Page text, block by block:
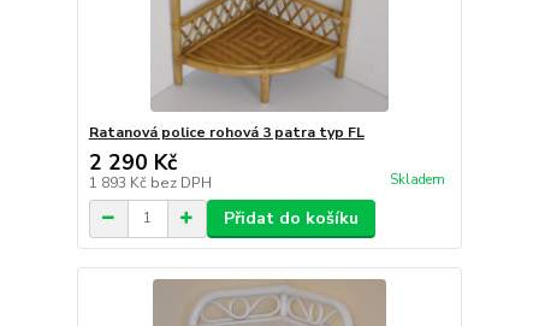
Ratanová police rohová 3 patra typ FL
2 290 Kč
1 893 Kč bez DPH Skladem
Přidat do košíku